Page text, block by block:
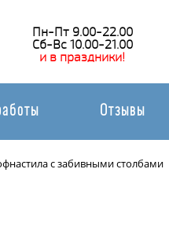
Пн-Пт 9.00-22.00
Сб-Вс 10.00-21.00
и в праздники!
Отзывы
с забивными столбами